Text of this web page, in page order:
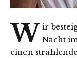
W ir
Nacht
einen